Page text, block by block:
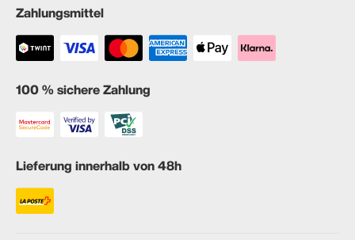
Zahlungsmittel
100 % sichere Zahlung
Lieferung innerhalb von 48h